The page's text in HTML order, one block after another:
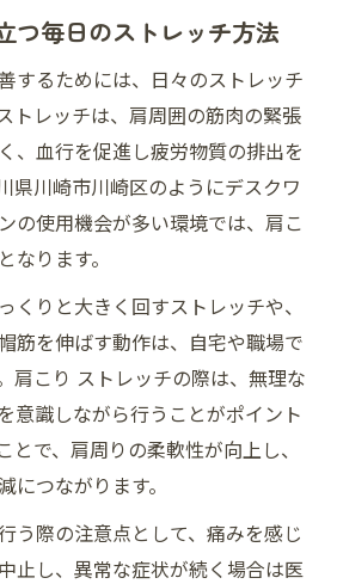
方におすすめのセルフマッサ
悪化する前に見直す生活習慣
を同時に防ぐ対策ポイント
る二次症状を防ぐアプローチ
するための運動とリラックス
ビジネスパーソン必読の心得
効率に与える影響と対策法
中の肩こり防止ポイント解説
頭痛や吐き気を防ぐ働き方改
ためのオフィスでできる習慣
を防ぐビジネスパーソンの工
つ毎日のストレッチ方法
するためには、日々のストレッチ
トレッチは、肩周囲の筋肉の緊張
、血行を促進し疲労物質の排出を
県川崎市川崎区のようにデスクワ
の使用機会が多い環境では、肩こ
なります。
くりと大きく回すストレッチや、
筋を伸ばす動作は、自宅や職場で
肩こり ストレッチの際は、無理な
意識しながら行うことがポイント
とで、肩周りの柔軟性が向上し、
につながります。
う際の注意点として、痛みを感じ
止し、異常な症状が続く場合は医